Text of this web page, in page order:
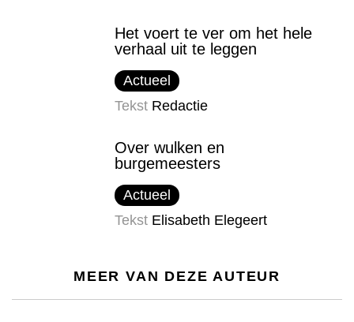
Het voert te ver om het hele
verhaal uit te leggen
Actueel
Tekst Redactie
Over wulken en
burgemeesters
Actueel
Tekst Elisabeth Elegeert
MEER VAN DEZE AUTEUR